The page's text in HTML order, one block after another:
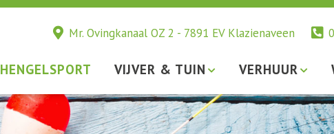
Mr. Ovingkanaal OZ 2 - 7891 EV Klazienaveen
HENGELSPORT VIJVER & TUIN VERHUUR